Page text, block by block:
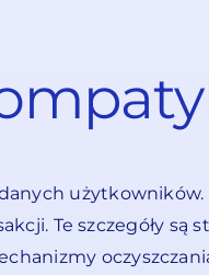
Te szczegóły